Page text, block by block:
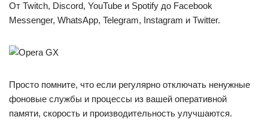
От Twitch, Discord, YouTube и Spotify до Facebook
Messenger, WhatsApp, Telegram, Instagram и Twitter.
Просто помните, что если регулярно отключать ненужные
фоновые службы и процессы из вашей оперативной
памяти, скорость и производительность улучшаются.